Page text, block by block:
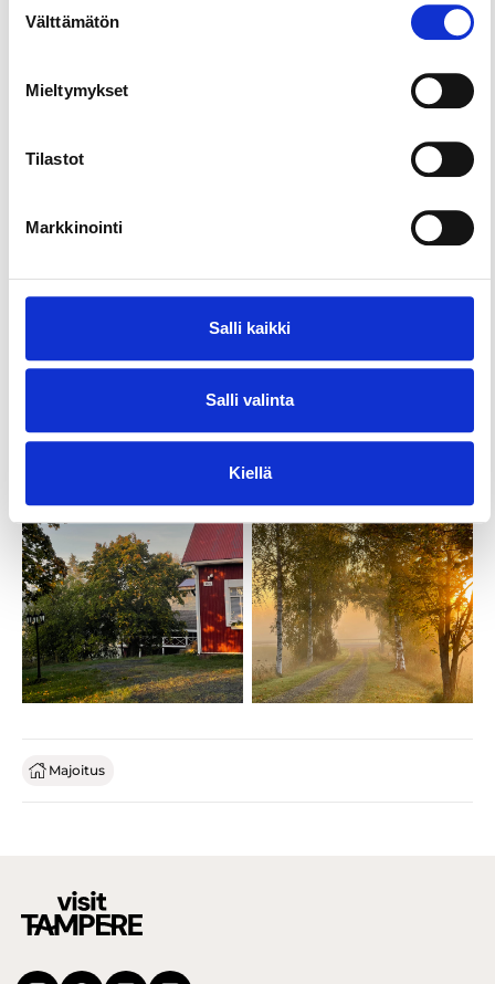
valinta
Välttämätön
Mieltymykset
Tilastot
Markkinointi
Salli kaikki
Salli valinta
Kiellä
Majoitus